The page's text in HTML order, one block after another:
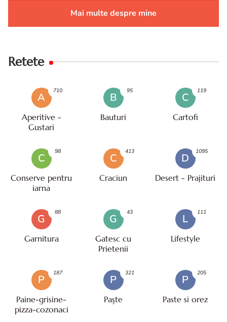
Mai multe despre mine
Retete
A
Aperitive -
Gustari
710
B
Bauturi
95
C
Cartofi
119
C
Conserve pentru
iarna
98
C
Craciun
413
D
Desert - Prajituri
1095
G
Garnitura
88
G
Gatesc cu
Prietenii
43
L
Lifestyle
111
P
Paine-grisine-
pizza-cozonaci
187
P
Paşte
321
P
Paste si orez
205